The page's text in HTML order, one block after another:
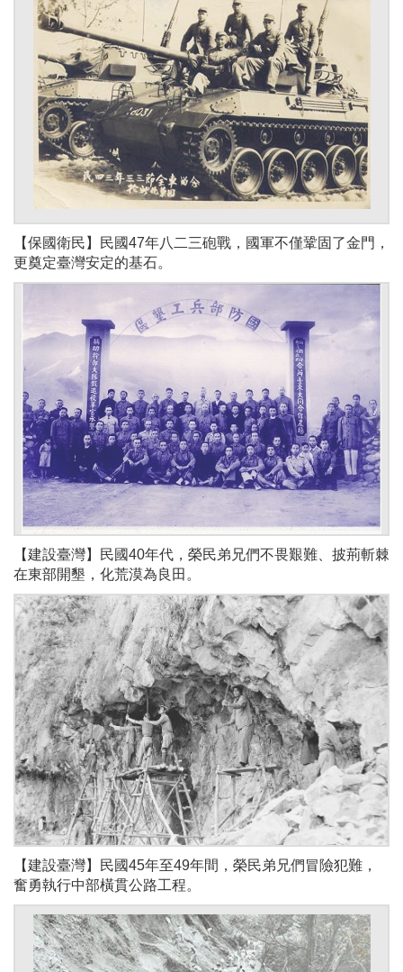
【保國衛民】民國47年八二三砲戰，國軍不僅鞏固了金門，
更奠定臺灣安定的基石。
【建設臺灣】民國40年代，榮民弟兄們不畏艱難、披荊斬棘
在東部開墾，化荒漠為良田。
【建設臺灣】民國45年至49年間，榮民弟兄們冒險犯難，
奮勇執行中部橫貫公路工程。